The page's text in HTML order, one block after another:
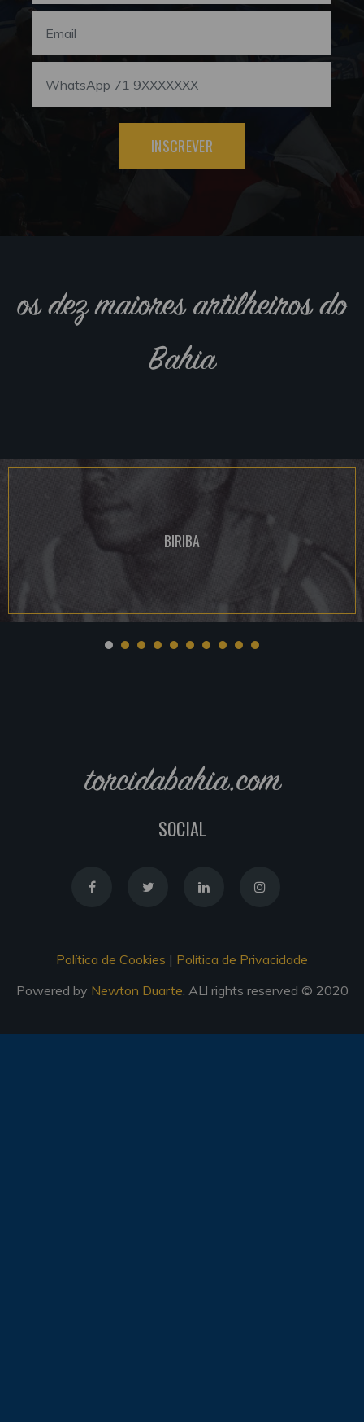
INSCREVER
os dez maiores artilheiros do
Bahia
BIRIBA
torcidabahia.com
SOCIAL
Política de Cookies | Política de Privacidade
Powered by Newton Duarte. ALl rights reserved © 2020